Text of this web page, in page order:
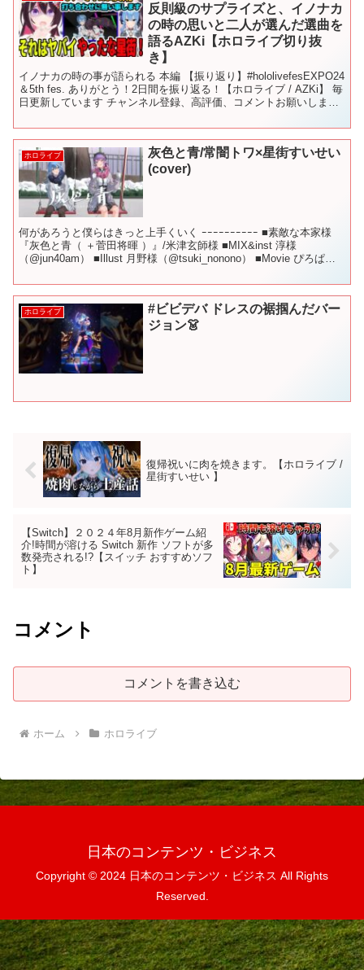
反則級のサプライズと、イノナカ
の時の思いと二人が選んだ選曲を
語るAZKi【ホロライブ切り抜
き】
イノナカの時の事が語られる 本編 【振り返り】#hololivefesEXPO24
＆5th fes. ありがとう！2日間を振り返る！【ホロライブ / AZKi】 毎
日更新しています チャンネル登録、高評価、コメントお願いしま
ホロライブ
灰色と青/常闇トワ×星街すいせい
(cover)
何があろうと僕らはきっと上手くいく ｰｰｰｰｰｰｰｰｰｰ ■素敵な本家様
『灰色と青（ ＋菅田将暉 ）』/米津玄師様 ■MIX&inst 淳様
（@jun40am） ■Illust 月野様（@tsuki_nonono） ■Movie ぴろぱ
ホロライブ
#ビビデバ ドレスの裾掴んだバー
ジョン👗
復帰祝いに肉を焼きます。【ホロライブ /
星街すいせい 】
【Switch】２０２４年8月新作ゲーム紹
介!時間が溶ける Switch 新作 ソフトが多
数発売される!?【スイッチ おすすめソフ
ト】
コメント
コメントを書き込む
ホーム ホロライブ
日本のコンテンツ・ビジネス
Copyright © 2024 日本のコンテンツ・ビジネス All Rights
Reserved.